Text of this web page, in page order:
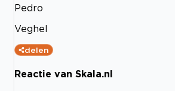
Pedro
Veghel
delen
Reactie van Skala.nl